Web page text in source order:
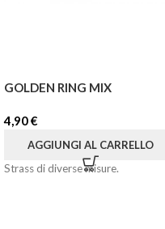
GOLDEN RING MIX
4,90€
AGGIUNGI AL CARRELLO
Strass di diverse misure.